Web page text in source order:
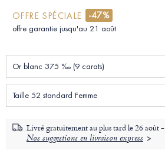
OFFRE SPÉCIALE -47%
offre garantie jusqu'au 21 août
Or blanc 375 ‰ (9 carats)
Taille 52 standard Femme
Livré gratuitement au plus tard le26 août -
Nos suggestions en livraison express